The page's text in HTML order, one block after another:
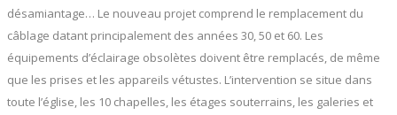
désamiantage… Le nouveau projet comprend le remplacement du
câblage datant principalement des années 30, 50 et 60. Les
équipements d’éclairage obsolètes doivent être remplacés, de même
que les prises et les appareils vétustes. L’intervention se situe dans
toute l’église, les 10 chapelles, les étages souterrains, les galeries et